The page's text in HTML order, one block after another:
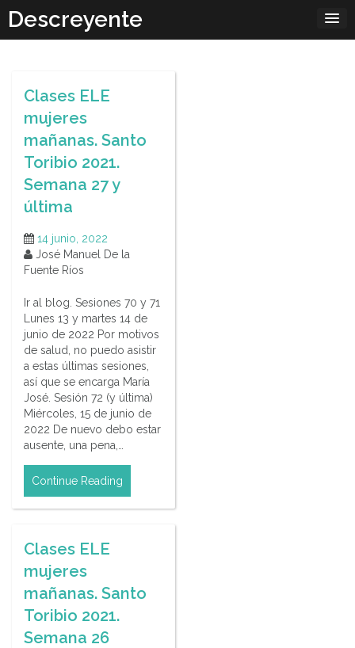
content
Descreyente
Clases ELE
mujeres
mañanas. Santo
Toribio 2021.
Semana 27 y
última
14 junio, 2022
José Manuel De la
Fuente Ríos
Ir al blog. Sesiones 70 y 71
Lunes 13 y martes 14 de
junio de 2022 Por motivos
de salud, no puedo asistir
a estas últimas sesiones,
así que se encarga María
José. Sesión 72 (y última)
Miércoles, 15 de junio de
2022 De nuevo debo estar
ausente, una pena,…
Continue Reading
Clases ELE
mujeres
mañanas. Santo
Toribio 2021.
Semana 26